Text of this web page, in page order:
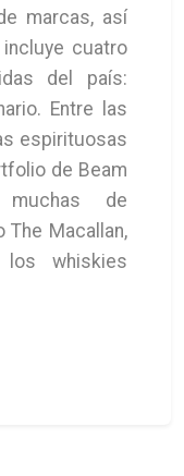
marcas, así
cuatro
del país:
Entre las
espirituosas
de Beam
muchas de
The Macallan,
whiskies